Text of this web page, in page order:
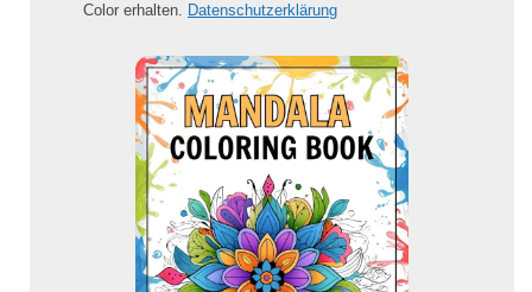
Color erhalten. Datenschutzerklärung